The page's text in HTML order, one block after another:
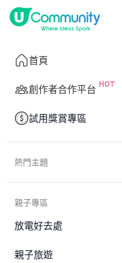
首頁
創作者合作平台
試用獎賞專區
熱門主題
親子專區
放電好去處
親子旅遊